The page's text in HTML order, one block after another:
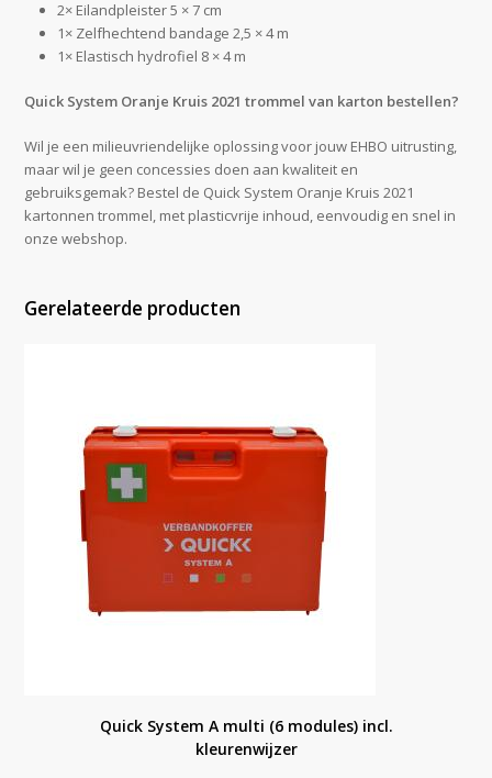
2× Eilandpleister 5 × 7 cm
1× Zelfhechtend bandage 2,5 × 4 m
1× Elastisch hydrofiel 8 × 4 m
Quick System Oranje Kruis 2021 trommel van karton bestellen?
Wil je een milieuvriendelijke oplossing voor jouw EHBO uitrusting,
maar wil je geen concessies doen aan kwaliteit en
gebruiksgemak? Bestel de Quick System Oranje Kruis 2021
kartonnen trommel, met plasticvrije inhoud, eenvoudig en snel in
onze webshop.
Gerelateerde producten
Quick System A multi (6 modules) incl.
kleurenwijzer